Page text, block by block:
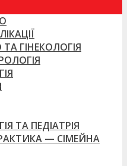
ГІНЕКОЛОГІЯ
ТА ПЕДІАТРІЯ
— СІМЕЙНА